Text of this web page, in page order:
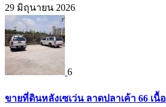
29 มิถุนายน 2026
6
ขายที่ดินหลังเซเว่น ลาดปลาเค้า 66 เนื้